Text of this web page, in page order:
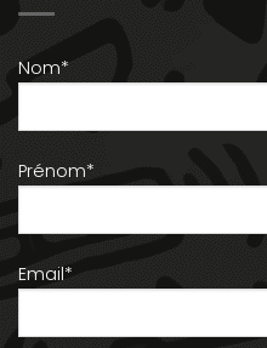
Nom*
Prénom*
Email*